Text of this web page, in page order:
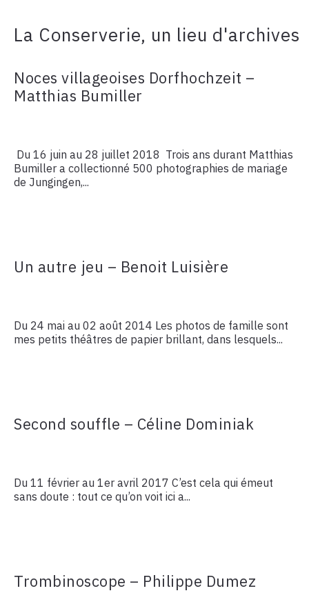
La Conserverie, un lieu d'archives
Noces villageoises Dorfhochzeit –
Matthias Bumiller
Du 16 juin au 28 juillet 2018 Trois ans durant Matthias
Bumiller a collectionné 500 photographies de mariage
de Jungingen,...
Un autre jeu – Benoit Luisière
Du 24 mai au 02 août 2014 Les photos de famille sont
mes petits théâtres de papier brillant, dans lesquels...
Second souffle – Céline Dominiak
Du 11 février au 1er avril 2017 C’est cela qui émeut
sans doute : tout ce qu’on voit ici a...
Trombinoscope – Philippe Dumez